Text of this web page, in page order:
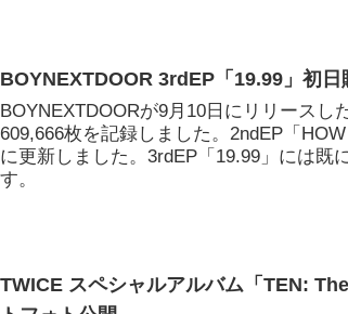
BOYNEXTDOOR 3rdEP「19.99」初
BOYNEXTDOORが9月10日にリリースし
609,666枚を記録しました。2ndEP「
に更新しました。3rdEP「19.99」には既
す。
TWICE スペシャルアルバム「TEN: